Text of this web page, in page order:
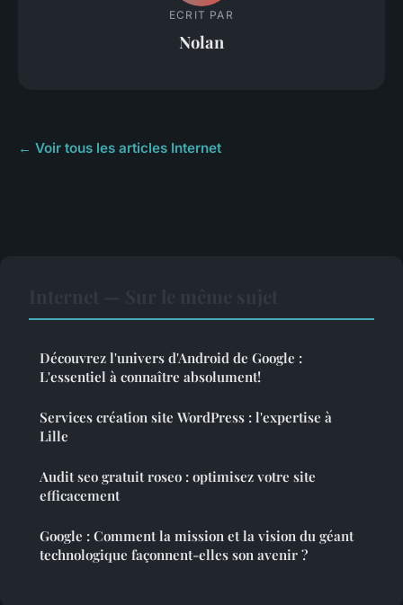
ECRIT PAR
Nolan
← Voir tous les articles Internet
Découvrez l'univers d'Android de Google :
L'essentiel à connaître absolument!
Services création site WordPress : l'expertise à
Lille
Audit seo gratuit roseo : optimisez votre site
efficacement
Google : Comment la mission et la vision du géant
technologique façonnent-elles son avenir ?